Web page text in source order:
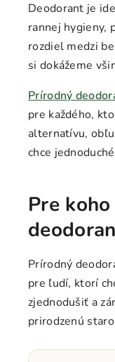
Deodorant je
rannej hygieny,
rozdiel medzi
si dokážeme
Prírodný
pre každého,
alternatívu,
chce
Pre
Prírodný
pre ľudí, ktorí
zjednodušiť a
prirodzenú